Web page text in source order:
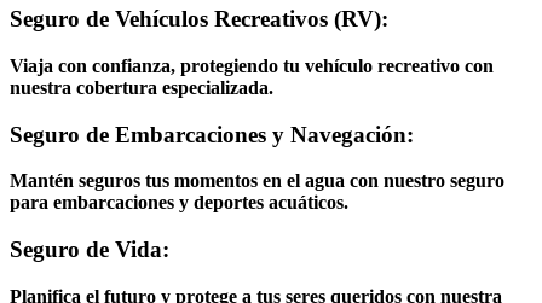
Seguro de Vehículos Recreativos (RV):
Viaja con confianza, protegiendo tu vehículo recreativo con
nuestra cobertura especializada.
Seguro de Embarcaciones y Navegación:
Mantén seguros tus momentos en el agua con nuestro seguro
para embarcaciones y deportes acuáticos.
Seguro de Vida:
Planifica el futuro y protege a tus seres queridos con nuestra